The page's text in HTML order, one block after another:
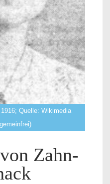
Quelle: Wikimedia
Zahn-